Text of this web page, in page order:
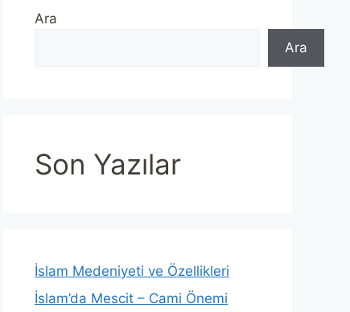
Ara
Ara
Son Yazılar
İslam Medeniyeti ve Özellikleri
İslam’da Mescit – Cami Önemi